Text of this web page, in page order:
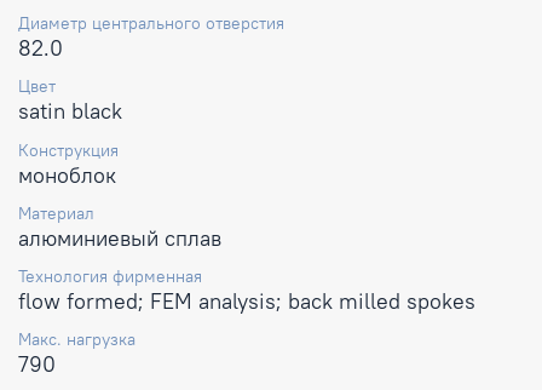
Диаметр центрального отверстия
82.0
Цвет
satin black
Конструкция
моноблок
Материал
алюминиевый сплав
Технология фирменная
flow formed; FEM analysis; back milled spokes
Макс. нагрузка
790